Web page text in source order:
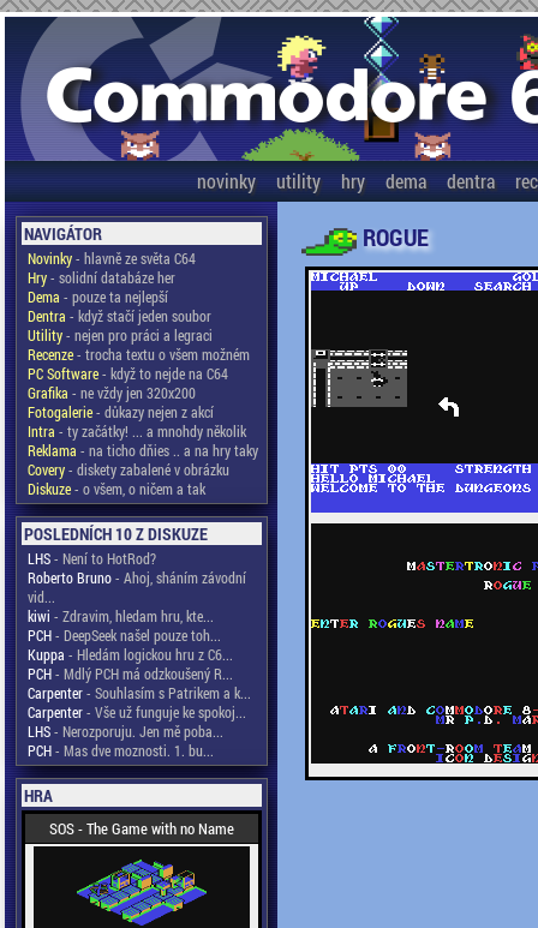
novinky utility hry dema dentra
NAVIGÁTOR
Novinky- hlavně ze světa C64
Hry- solidní databáze her
Dema - pouze ta nejlepší
Dentra - když stačí jeden soubor
Utility- nejen pro práci a legraci
Recenze- trocha textu o všem možném
PC Software- když to nejde na C64
Grafika - ne vždy jen 320x200
Fotogalerie- důkazy nejen z akcí
Intra - ty začátky! ... a mnohdy několik
Reklama - na ticho dňies .. a na hry taky
Covery- diskety zabalené v obrázku
Diskuze- o všem, o ničem a tak
POSLEDNÍCH 10 Z DISKUZE
LHS- Není to HotRod?
Roberto Bruno- Ahoj, sháním závodní
vid...
kiwi - Zdravim, hledam hru, kte...
PCH- DeepSeek našel pouze toh...
Kuppa - Hledám logickou hru z C6...
PCH- Mdlý PCH má odzkoušený R...
Carpenter- Souhlasím s Patrikem a k...
Carpenter- Vše už funguje ke spokoj...
LHS- Nerozporuju. Jen mě poba...
PCH- Mas dve moznosti. 1. bu...
HRA
SOS - The Game with no Name
ROGUE